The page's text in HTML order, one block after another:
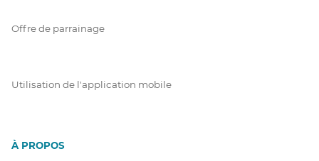
Offre de parrainage
Utilisation de l'application mobile
À PROPOS